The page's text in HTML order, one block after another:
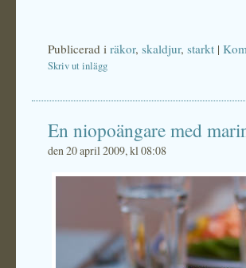
Publicerad i räkor, skaldjur, starkt |
Skriv ut inlägg
En niopoängare med
den 20 april 2009, kl 08:08